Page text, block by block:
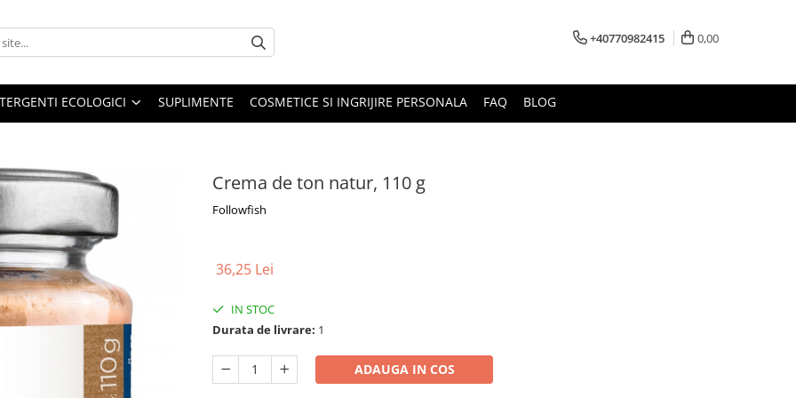
+40770982415 0,00
ECOLOGICI SUPLIMENTE COSMETICE SI INGRIJIRE PERSONALA FAQ BLOG
Crema de ton natur, 110 g
Followfish
36,25 Lei
IN STOC
Durata de livrare: 1
ADAUGA IN COS